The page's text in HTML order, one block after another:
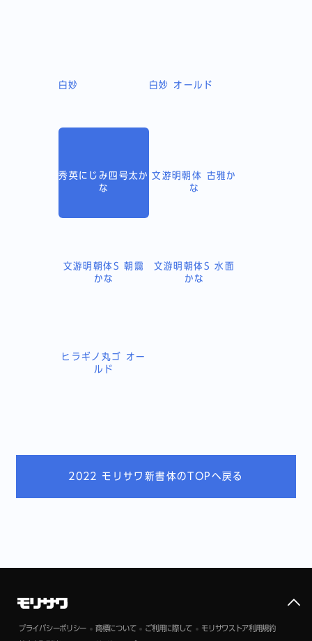
白妙 白妙 オールド
秀英にじみ四号太か
な
文游明朝体 古雅か
な
文游明朝体S 朝靄
かな
文游明朝体S 水面
かな
ヒラギノ丸ゴ オー
ルド
2022 モリサワ新書体のTOPへ戻る
プライバシーポリシー 商標について ご利用に際して モリサワストア利用規約